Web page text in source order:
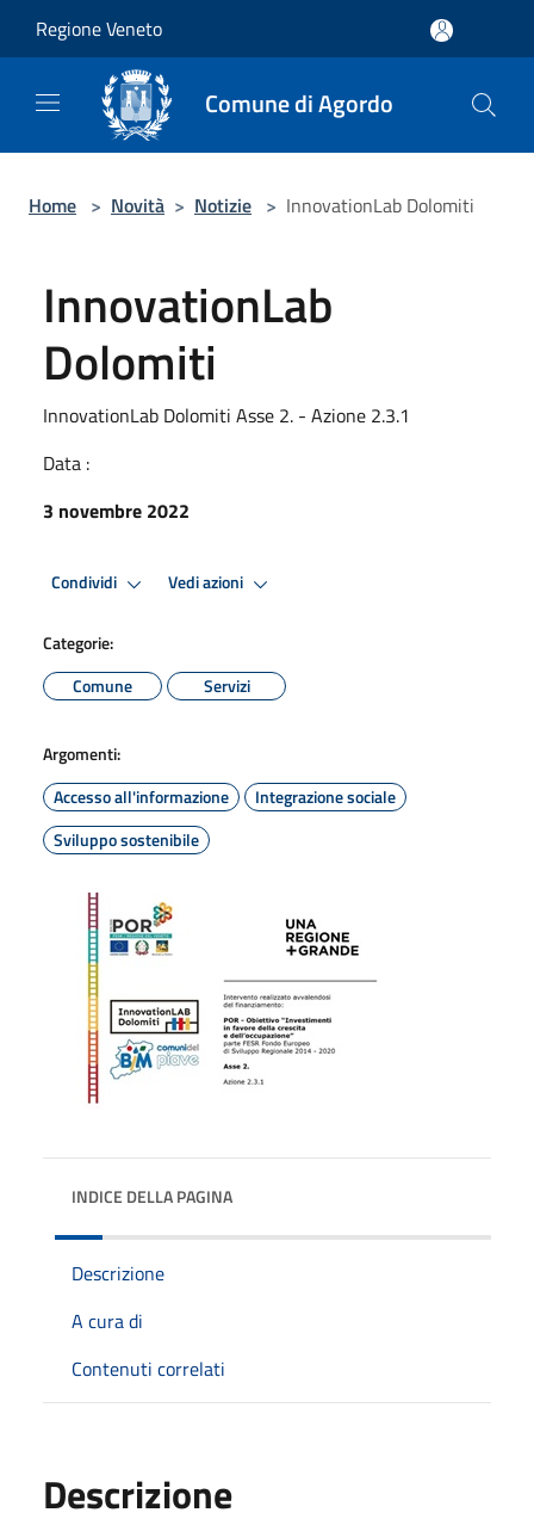
Regione Veneto
Comune di Agordo
Home > Novità > Notizie > InnovationLab Dolomiti
InnovationLab
Dolomiti
InnovationLab Dolomiti Asse 2. - Azione 2.3.1
Data :
3 novembre 2022
Condividi Vedi azioni
Categorie:
Comune
Servizi
Argomenti:
Accesso all'informazione
Integrazione sociale
Sviluppo sostenibile
INDICE DELLA PAGINA
Descrizione
A cura di
Contenuti correlati
Descrizione